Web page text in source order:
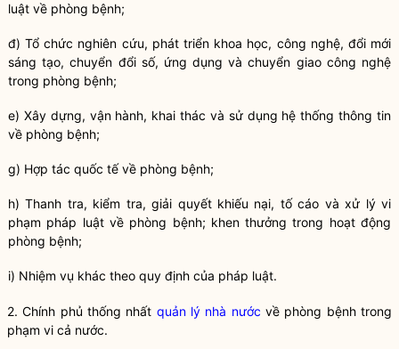
luật về phòng bệnh;
đ) Tổ chức nghiên cứu, phát triển khoa học, công nghệ, đổi mới
sáng tạo, chuyển đổi số, ứng dụng và chuyển giao công nghệ
trong phòng bệnh;
e) Xây dựng, vận hành, khai thác và sử dụng hệ thống thông tin
về phòng bệnh;
g) Hợp tác quốc tế về phòng bệnh;
h) Thanh tra, kiểm tra, giải quyết khiếu nại, tố cáo và xử lý vi
phạm pháp luậtvề phòng bệnh; khen thưởng trong hoạt động
phòng bệnh;
i) Nhiệm vụ khác theo quy định của pháp luật.
2. Chính phủ thống nhất quản lý nhà nước về phòng bệnhtrong
phạm vi cả nước.